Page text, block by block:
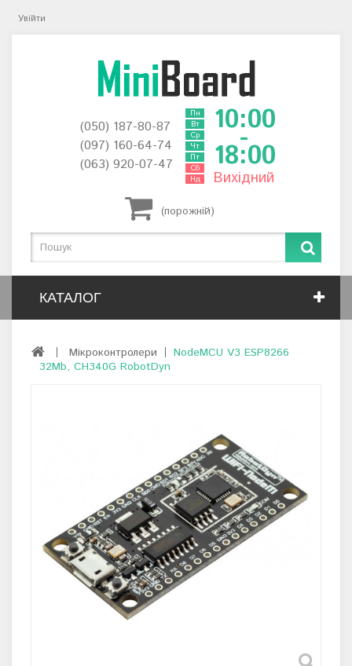
Увійти
(порожній)
(050) 187-80-87
(097) 160-64-74
(063) 920-07-47
Пн
Вт
Ср
Чт
Пт
Сб
Нд
10:00
-
18:00
Вихідний
КАТАЛОГ
Мікроконтролери
NodeMCU V3 ESP8266
32Mb, CH340G RobotDyn